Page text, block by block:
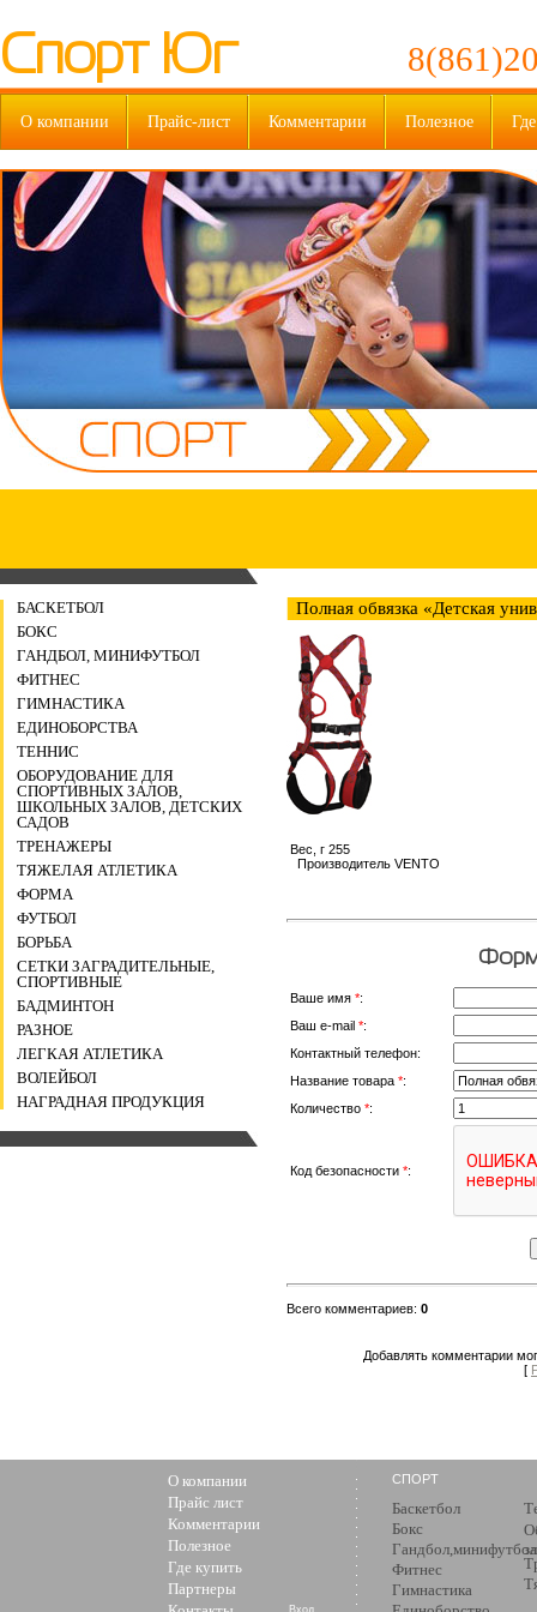
Спорт Юг
О компании Прайс-лист Комментарии Полезное
БАСКЕТБОЛ
БОКС
ГАНДБОЛ, МИНИФУТБОЛ
ФИТНЕС
ГИМНАСТИКА
ЕДИНОБОРСТВА
ТЕННИС
ОБОРУДОВАНИЕ ДЛЯ
СПОРТИВНЫХ ЗАЛОВ,
ШКОЛЬНЫХ ЗАЛОВ, ДЕТСКИХ
САДОВ
ТРЕНАЖЕРЫ
ТЯЖЕЛАЯ АТЛЕТИКА
ФОРМА
ФУТБОЛ
БОРЬБА
СЕТКИ ЗАГРАДИТЕЛЬНЫЕ,
СПОРТИВНЫЕ
БАДМИНТОН
РАЗНОЕ
ЛЕГКАЯ АТЛЕТИКА
ВОЛЕЙБОЛ
НАГРАДНАЯ ПРОДУКЦИЯ
Полная обвязка «Детская
Вес, г 255
Производитель VENTO
Ваше имя *:
Ваш e-mail *:
Контактный телефон:
Название товара *:
Количество *:
Код безопасности *:
Всего комментариев: 0
Добавлять комментарии
[
О компании
Прайс лист
Комментарии
Полезное
Где купить
Партнеры
СПОРТ
Баскетбол
Бокс
Гандбол,минифутбол
Фитнес
Гимнастика
Вход